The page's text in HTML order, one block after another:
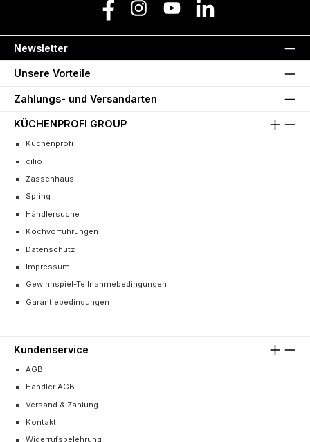
Facebook Instagram YouTube LinkedIn
Newsletter
Unsere Vorteile
Zahlungs- und Versandarten
KÜCHENPROFI GROUP
Küchenprofi
cilio
Zassenhaus
Spring
Händlersuche
Kochvorführungen
Datenschutz
Impressum
Gewinnspiel-Teilnahmebedingungen
Garantiebedingungen
Kundenservice
AGB
Händler AGB
Versand & Zahlung
Kontakt
Widerrufsbelehrung